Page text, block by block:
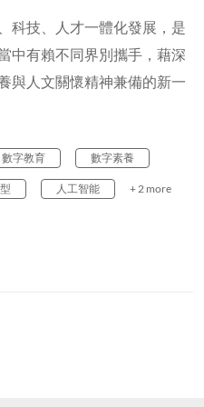
科技、人才一體化發展，是
中有賴不同界別攜手，藉深
與人文關懷精神兼備的新一
數字教育 數字素養
人工智能 + 2 more